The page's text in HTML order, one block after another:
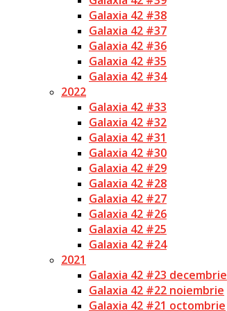
Galaxia 42 #38
Galaxia 42 #37
Galaxia 42 #36
Galaxia 42 #35
Galaxia 42 #34
2022
Galaxia 42 #33
Galaxia 42 #32
Galaxia 42 #31
Galaxia 42 #30
Galaxia 42 #29
Galaxia 42 #28
Galaxia 42 #27
Galaxia 42 #26
Galaxia 42 #25
Galaxia 42 #24
2021
Galaxia 42 #23 decembrie
Galaxia 42 #22 noiembrie
Galaxia 42 #21 octombrie